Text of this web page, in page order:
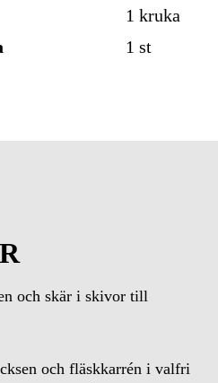
1kruka
1st
och skär i skivor till
och fläskkarrén i valfri